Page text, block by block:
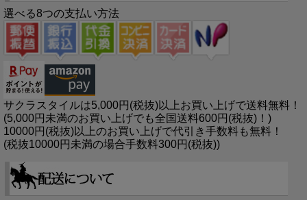
選べる8つの支払い方法
サクラスタイルは5,000円(税抜)以上お買い上げで送料無料！
(5,000円未満のお買い上げでも全国送料600円(税抜)！)
10000円(税抜)以上のお買い上げで代引き手数料も無料！
(税抜10000円未満の場合手数料300円(税抜))